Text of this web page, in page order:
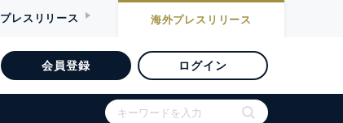
プレスリリース 海外プレスリリース
会員登録 ログイン